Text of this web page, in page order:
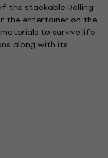
the stackable Rolling
the entertainer on the
to survive life
along with its
a wide variety of
cords,...